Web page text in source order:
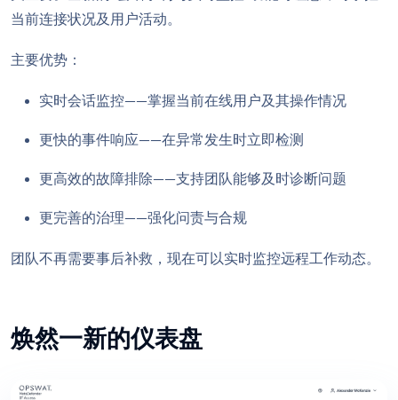
当前连接状况及用户活动。
主要优势：
实时会话监控——掌握当前在线用户及其操作情况
更快的事件响应——在异常发生时立即检测
更高效的故障排除——支持团队能够及时诊断问题
更完善的治理——强化问责与合规
团队不再需要事后补救，现在可以实时监控远程工作动态。
焕然一新的仪表盘